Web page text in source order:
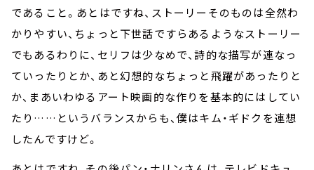
であること。あとはですね、ストーリーそのものは全然わ
かりやすい、ちょっと下世話ですらあるようなストーリー
でもあるわりに、セリフは少なめで、詩的な描写が連なっ
ていったりとか、あと幻想的なちょっと飛躍があったりと
か、まあいわゆるアート映画的な作りを基本的にはしてい
たり……というバランスからも、僕はキム・ギドクを連想
したんですけど。